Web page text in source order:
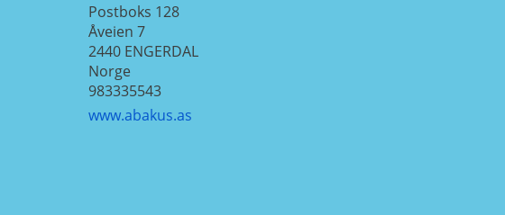
Postboks 128
Åveien 7
2440 ENGERDAL
Norge
983335543
www.abakus.as